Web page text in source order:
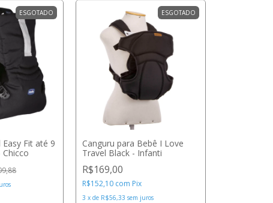
ESGOTADO
Fit até 9
ESGOTADO
Canguru para Bebê I Love
Travel Black - Infanti
R$169,00
R$152,10 com Pix
3 x de R$56,33 sem juros